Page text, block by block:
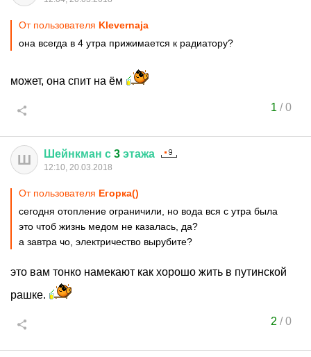
От пользователя Klevernaja
она всегда в 4 утра прижимается к радиатору?
может, она спит на ём
1 /0
Ш Шейнкман с 3 этажа
12:10, 20.03.2018
От пользователя Егорка()
сегодня отопление ограничили, но вода вся с утра была
это чтоб жизнь медом не казалась, да?
а завтра чо, электричество вырубите?
это вам тонко намекают как хорошо жить в путинской
рашке.
2 /0